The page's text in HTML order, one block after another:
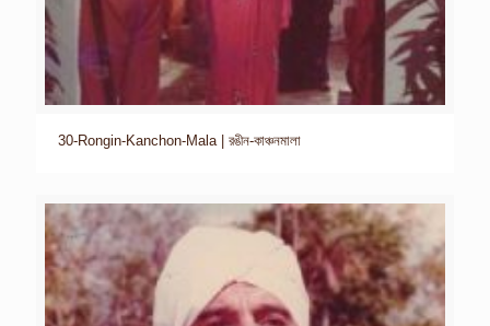
30-Rongin-Kanchon-Mala | রঙীন-কাঞ্চনমালা